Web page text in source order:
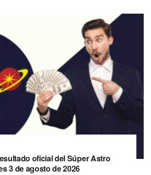
oficial del Súper Astro
3 de agosto de 2026